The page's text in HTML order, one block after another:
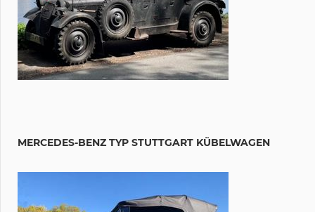
MERCEDES-BENZ TYP STUTTGART KÜBELWAGEN